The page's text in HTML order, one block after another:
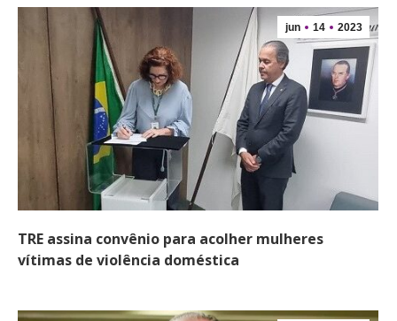
jun 14 2023
TRE assina convênio para acolher mulheres
vítimas de violência doméstica